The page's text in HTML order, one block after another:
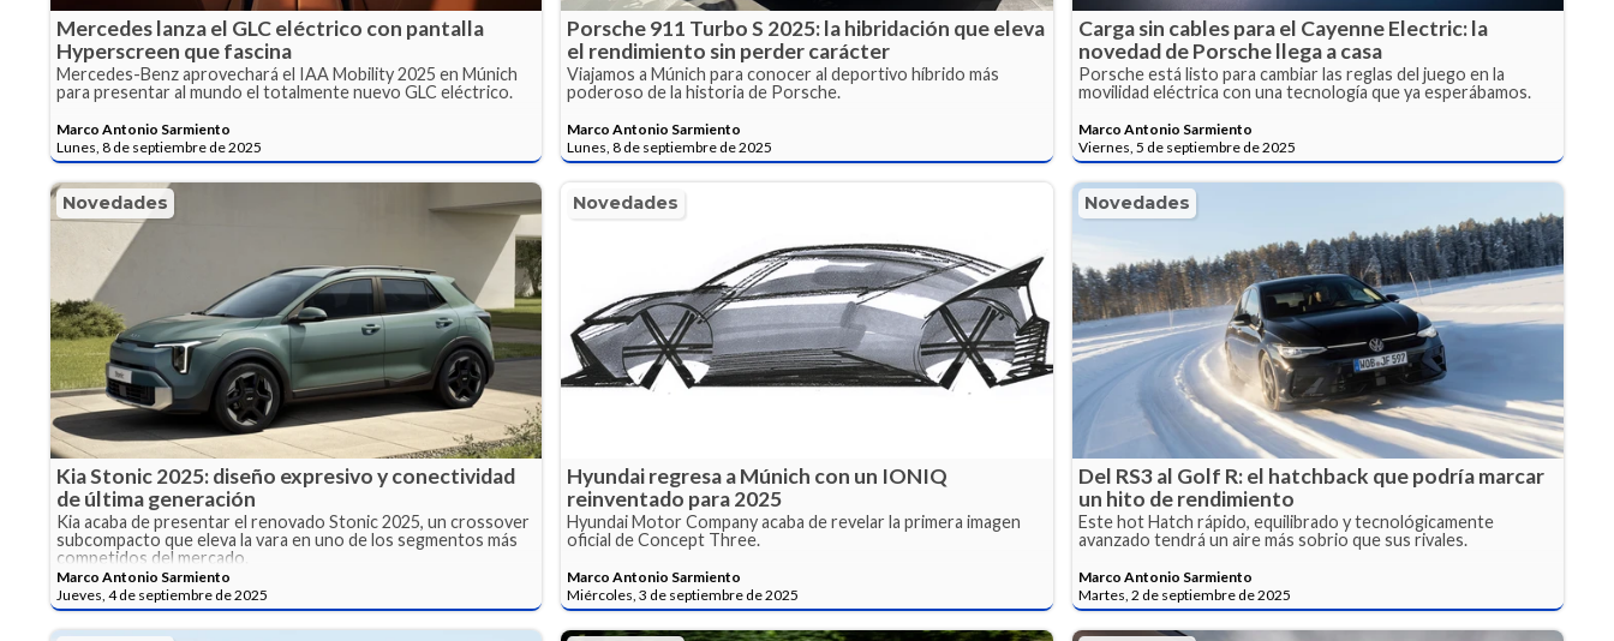
Mercedes lanza el GLC eléctrico con pantalla
Hyperscreen que fascina
Mercedes-Benz aprovechará el IAA Mobility 2025 en Múnich
para presentar al mundo el totalmente nuevo GLC eléctrico.
Marco Antonio Sarmiento
Lunes, 8 de septiembre de 2025
Porsche 911 Turbo S 2025: la hibridación que eleva
el rendimiento sin perder carácter
Viajamos a Múnich para conocer al deportivo híbrido más
poderoso de la historia de Porsche.
Marco Antonio Sarmiento
Lunes, 8 de septiembre de 2025
Carga sin cables para el Cayenne Electric: la
novedad de Porsche llega a casa
Porsche está listo para cambiar las reglas del juego en la
movilidad eléctrica con una tecnología que ya esperábamos.
Marco Antonio Sarmiento
Viernes, 5 de septiembre de 2025
Novedades
Kia Stonic 2025: diseño expresivo y conectividad
de última generación
Kia acaba de presentar el renovado Stonic 2025, un crossover
subcompacto que eleva la vara en uno de los segmentos más
competidos del mercado.
Marco Antonio Sarmiento
Jueves, 4 de septiembre de 2025
Novedades
Hyundai regresa a Múnich con un IONIQ
reinventado para 2025
Hyundai Motor Company acaba de revelar la primera imagen
oficial de Concept Three.
Marco Antonio Sarmiento
Miércoles, 3 de septiembre de 2025
Novedades
Del RS3 al Golf R: el hatchback que podría marcar
un hito de rendimiento
Este hot Hatch rápido, equilibrado y tecnológicamente
avanzado tendrá un aire más sobrio que sus rivales.
Marco Antonio Sarmiento
Martes, 2 de septiembre de 2025